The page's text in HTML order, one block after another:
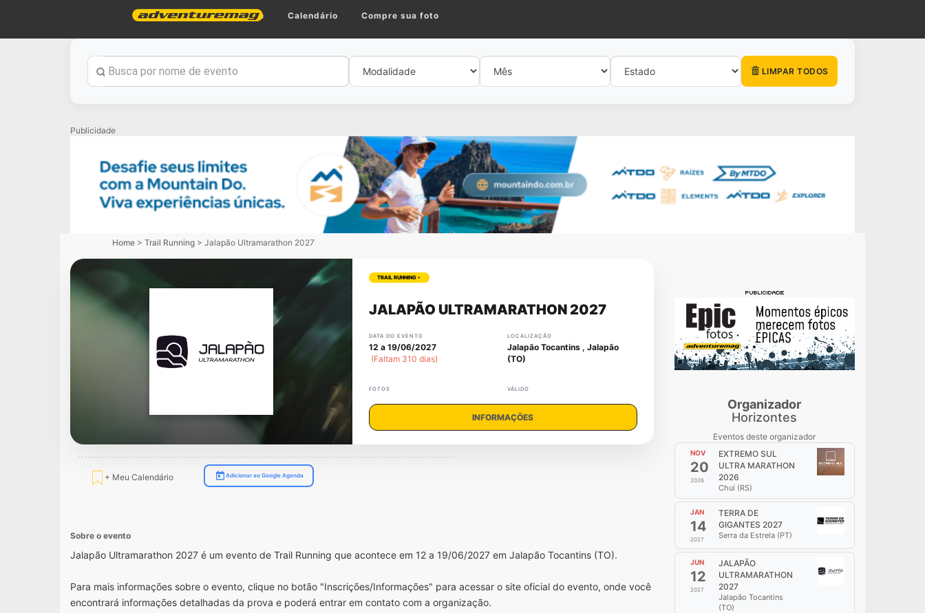
Home Calendário Compre sua foto
LIMPAR TODOS
Publicidade
Home > Trail Running > Jalapão Ultramarathon 2027
TRAIL RUNNING •
JALAPÃO ULTRAMARATHON 2027
DATA DO EVENTO
12 a 19/06/2027
(Faltam 310 dias)
LOCALIZAÇÃO
Jalapão Tocantins , Jalapão
(TO)
FOTOS VÁLIDO
INFORMAÇÕES
+ Meu Calendário Adicionar ao Google Agenda
Sobre o evento
Jalapão Ultramarathon 2027 é um evento de Trail Running que acontece em 12 a 19/06/2027 em Jalapão Tocantins (TO).
Para mais informações sobre o evento, clique no botão "Inscrições/Informações" para acessar o site oficial do evento, onde você
encontrará informações detalhadas da prova e poderá entrar em contato com a organização.
Organizador
Horizontes
Eventos deste organizador
NOV
20
2026
EXTREMO SUL
ULTRA MARATHON
2026
Chuí (RS)
JAN
14
2027
TERRA DE
GIGANTES 2027
Serra da Estrela (PT)
JUN
12
2027
JALAPÃO
ULTRAMARATHON
2027
Jalapão Tocantins
(TO)